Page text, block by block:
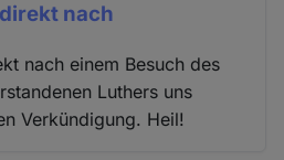
nach
nach einem Besuch des
Luthers uns
Verkündigung. Heil!